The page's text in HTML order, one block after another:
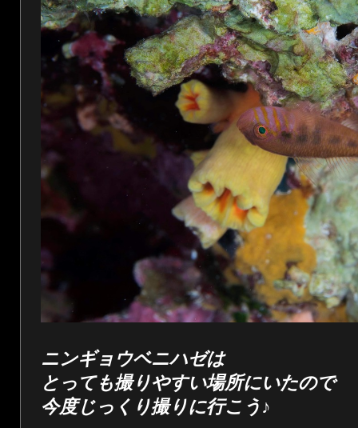
ニンギョウベニハゼは
とっても撮りやすい場所にいたので
今度じっくり撮りに行こう♪